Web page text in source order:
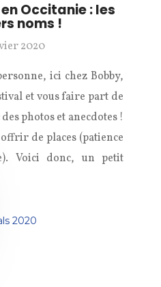
Occitanie : les
noms !
2020
ici chez Bobby,
et vous faire part de
photos et anecdotes !
de places (patience
Voici donc, un petit